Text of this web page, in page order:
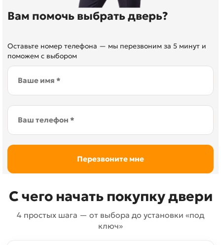
Вам помочь выбрать дверь?
Оставьте номер телефона — мы перезвоним за 5 минут и
поможем с выбором
С чего начать покупку двери
4 простых шага — от выбора до установки «под
ключ»